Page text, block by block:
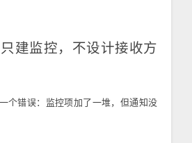
建监控，不设计接收方
个错误：监控项加了一堆，但通知没